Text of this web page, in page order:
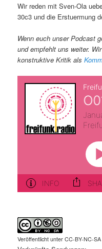
Wir reden mit Sven-Ola
30c3 und die Erstuermung
Wenn euch unser Podcast
und empfehlt uns weiter.
konstruktive Kritik als
Veröffentlicht unter CC-BY-NC-